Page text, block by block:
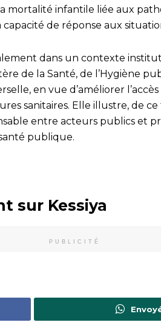
mortalité infantile liée aux
de réponse aux
dans un contexte
de la Santé, de l’Hygiène
en vue d’améliorer l’accès
sanitaires. Elle illustre, de ce
entre acteurs publics et
publique.
sur Kessiya
PUBLICITÉ